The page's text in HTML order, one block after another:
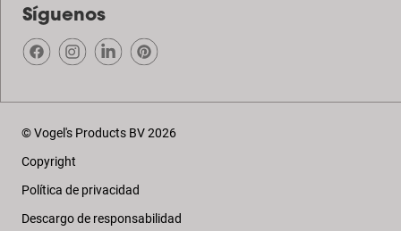
Síguenos
© Vogel's Products BV2026
Copyright
Política de privacidad
Descargo de responsabilidad